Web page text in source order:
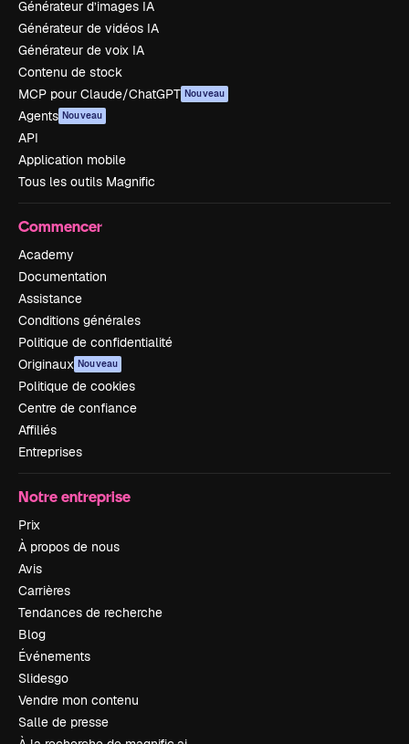
Générateur d’images IA
Générateur de vidéos IA
Générateur de voix IA
Contenu de stock
MCP pour Claude/ChatGPT Nouveau
Agents Nouveau
API
Application mobile
Tous les outils Magnific
Commencer
Academy
Documentation
Assistance
Conditions générales
Politique de confidentialité
Originaux Nouveau
Politique de cookies
Centre de confiance
Affiliés
Entreprises
Notre entreprise
Prix
À propos de nous
Avis
Carrières
Tendances de recherche
Blog
Événements
Slidesgo
Vendre mon contenu
Salle de presse